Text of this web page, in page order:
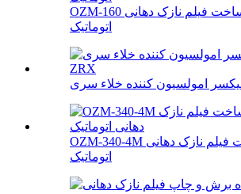
OZM-160 دستگاه ساخت فیلم نازک دهانی
اتوماتیک
OZM-340-4M ماشین ساخت فیلم نازک دهانی
اتوماتیک